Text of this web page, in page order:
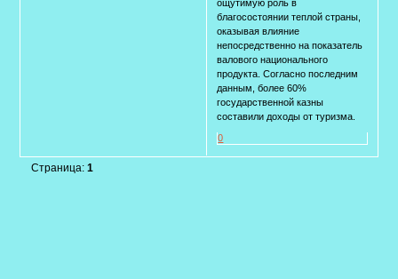
ощутимую роль в
благосостоянии теплой страны,
оказывая влияние
непосредственно на показатель
валового национального
продукта. Согласно последним
данным, более 60%
государственной казны
составили доходы от туризма.
0
Страница: 1